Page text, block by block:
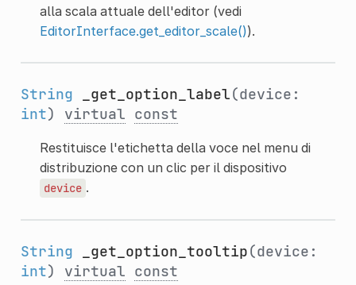
alla scala attuale dell'editor (vedi
EditorInterface.get_editor_scale()).
String _get_option_label(device:
int) virtual const
Restituisce l'etichetta della voce nel menu di
distribuzione con un clic per il dispositivo
device .
String _get_option_tooltip(device:
int) virtual const